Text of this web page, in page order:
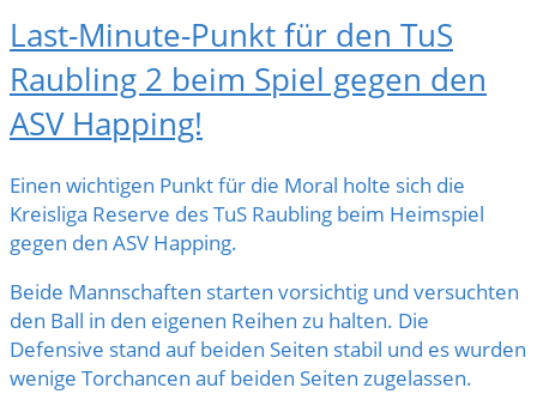
Last-Minute-Punkt für den TuS
Raubling 2 beim Spiel gegen den
ASV Happing!
Einen wichtigen Punkt für die Moral holte sich die
Kreisliga Reserve des TuS Raubling beim Heimspiel
gegen den ASV Happing.
Beide Mannschaften starten vorsichtig und versuchten
den Ball in den eigenen Reihen zu halten. Die
Defensive stand auf beiden Seiten stabil und es wurden
wenige Torchancen auf beiden Seiten zugelassen.